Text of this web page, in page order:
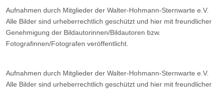
Aufnahmen durch Mitglieder der Walter-Hohmann-Sternwarte e.V.
Alle Bilder sind urheberrechtlich geschützt und hier mit freundlicher
Genehmigung der Bildautorinnen/Bildautoren bzw.
Fotografinnen/Fotografen veröffentlicht.
Aufnahmen durch Mitglieder der Walter-Hohmann-Sternwarte e.V.
Alle Bilder sind urheberrechtlich geschützt und hier mit freundlicher